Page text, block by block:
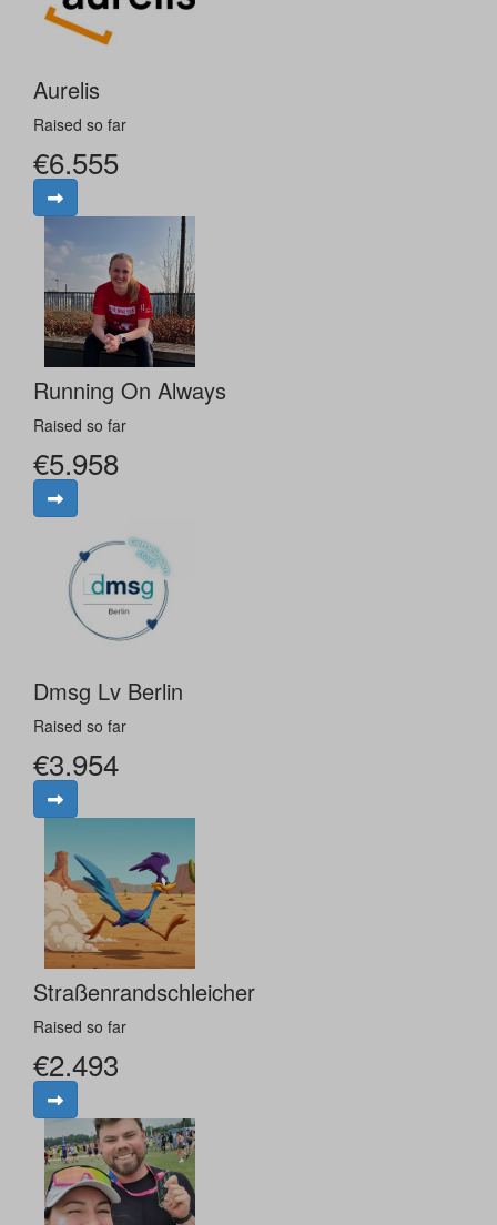
Aurelis
Raised so far
€6.555
Running On Always
Raised so far
€5.958
Dmsg Lv Berlin
Raised so far
€3.954
Straßenrandschleicher
Raised so far
€2.493